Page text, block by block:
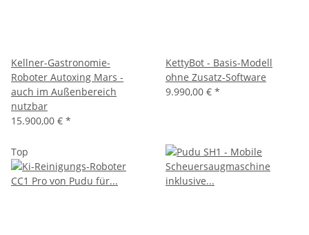
Kellner-Gastronomie-
Roboter Autoxing Mars -
auch im Außenbereich
nutzbar
15.900,00 € *
KettyBot - Basis-Modell
ohne Zusatz-Software
9.990,00 € *
Top